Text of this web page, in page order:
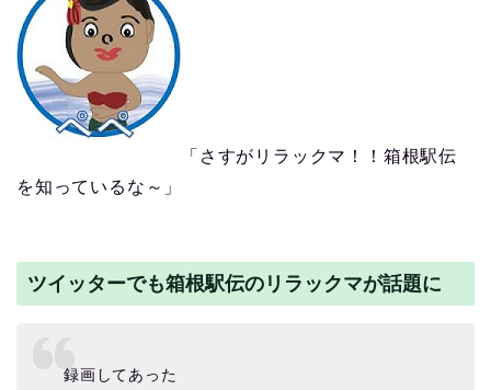
「さすがリラックマ！！箱根駅伝
を知っているな～」
ツイッターでも箱根駅伝のリラックマが話題に
録画してあった